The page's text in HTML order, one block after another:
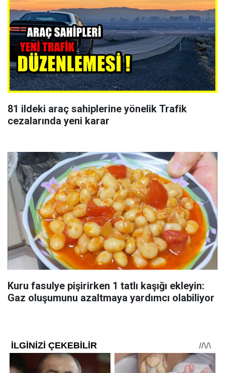
81 ildeki araç sahiplerine yönelik Trafik
cezalarında yeni karar
Kuru fasulye pişirirken 1 tatlı kaşığı ekleyin:
Gaz oluşumunu azaltmaya yardımcı olabiliyor